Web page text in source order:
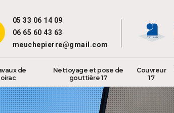
05 33 06 14 09
06 65 60 43 63
meuchepierre@gmail.com
de
Nettoyage et pose de
gouttière 17
Couvreur
17